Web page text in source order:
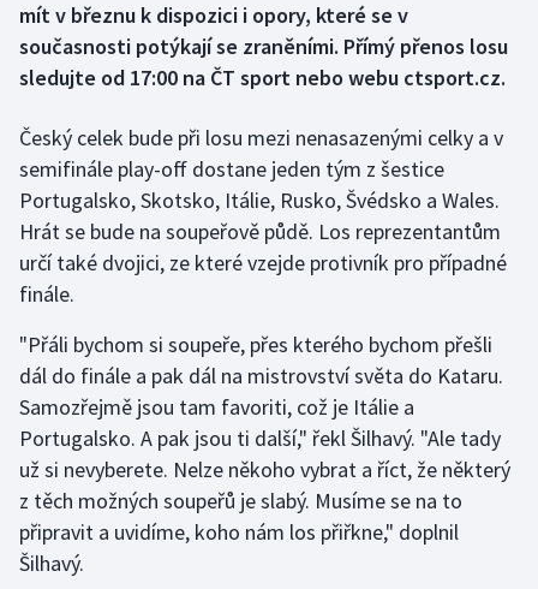
Futsal
Golf
Gymnastika
Házená
Jezdectví
Krasobruslení
Lezení
Lyže a snowboard
Moderní pětiboj
mít v březnu k dispozici i opory, které se v
současnosti potýkají se zraněními. Přímý přenos losu
sledujte od 17:00 na ČT sport nebo webu ctsport.cz.
Český celek bude při losu mezi nenasazenými celky a v
semifinále play-off dostane jeden tým z šestice
Portugalsko, Skotsko, Itálie, Rusko, Švédsko a Wales.
Hrát se bude na soupeřově půdě. Los reprezentantům
určí také dvojici, ze které vzejde protivník pro případné
finále.
"Přáli bychom si soupeře, přes kterého bychom přešli
dál do finále a pak dál na mistrovství světa do Kataru.
Samozřejmě jsou tam favoriti, což je Itálie a
Portugalsko. A pak jsou ti další," řekl Šilhavý. "Ale tady
už si nevyberete. Nelze někoho vybrat a říct, že některý
z těch možných soupeřů je slabý. Musíme se na to
připravit a uvidíme, koho nám los přiřkne," doplnil
Šilhavý.